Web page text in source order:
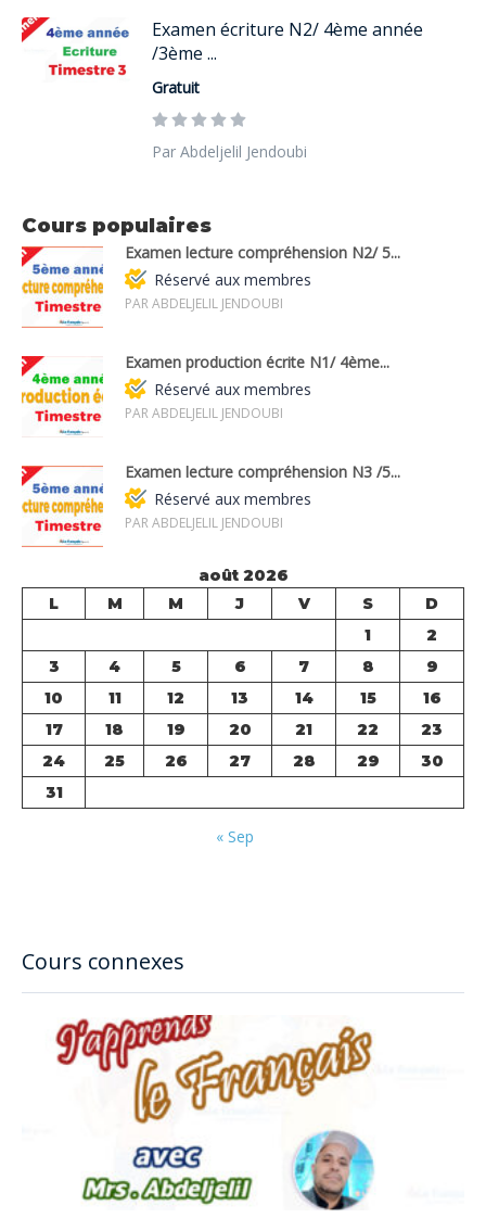
Cours connexes
Examen écriture N2/ 4ème année
/3ème ...
Gratuit
Par Abdeljelil Jendoubi
Cours populaires
Examen lecture compréhension N2/ 5...
Réservé aux membres
PAR ABDELJELIL JENDOUBI
Examen production écrite N1/ 4ème...
Réservé aux membres
PAR ABDELJELIL JENDOUBI
Examen lecture compréhension N3 /5...
Réservé aux membres
PAR ABDELJELIL JENDOUBI
août 2026
L
M M J V S
D
1
2
3
4 5 6 7 8
9
10
11 12 13 14 15
16
17
18 19 20 21 22
23
24
25 26 27 28 29
30
31
« Sep